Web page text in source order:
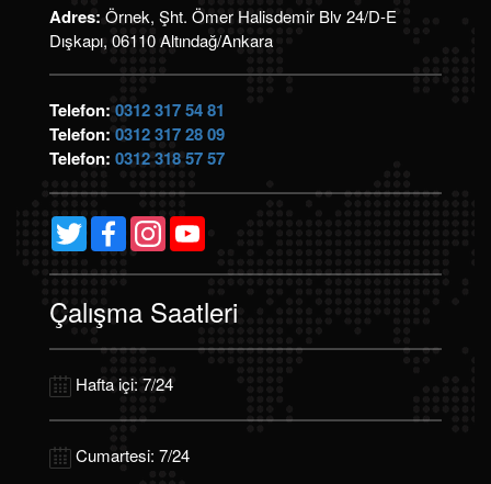
Adres: Örnek, Şht. Ömer Halisdemir Blv 24/D-E
Dışkapı, 06110 Altındağ/Ankara
Telefon: 0312 317 54 81
Telefon: 0312 317 28 09
Telefon: 0312 318 57 57
TwitterFacebookInstagram
Çalışma Saatleri
Hafta içi: 7/24
Cumartesi: 7/24